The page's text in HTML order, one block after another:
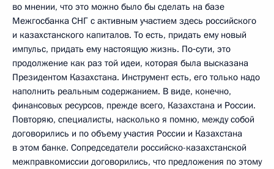
во мнении, что это можно было бы сделать на базе
Межгосбанка СНГ с активным участием здесь российского
и казахстанского капиталов. То есть, придать ему новый
импульс, придать ему настоящую жизнь. По‑сути, это
продолжение как раз той идеи, которая была высказана
Президентом Казахстана. Инструмент есть, его только надо
наполнить реальным содержанием. В виде, конечно,
финансовых ресурсов, прежде всего, Казахстана и России.
Повторяю, специалисты, насколько я помню, между собой
договорились и по объему участия России и Казахстана
в этом банке. Сопредседатели российско-казахстанской
межправкомиссии договорились, что предложения по этому